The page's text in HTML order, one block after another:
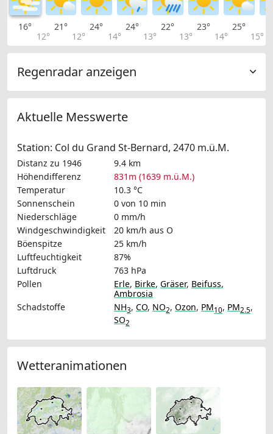
16°
12°
21°
12°
24°
14°
24°
13°
22°
13°
23°
14°
25°
15°
Regenradar anzeigen
Aktuelle Messwerte
Station: Col du Grand St-Bernard, 2470 m.ü.M.
Distanz zu 1946
9.4 km
Höhendifferenz
831m (1639 m.ü.M.)
Temperatur
10.3 °C
Sonnenschein
0 von 10 min
Niederschläge
0 mm/h
Windgeschwindigkeit
20 km/h aus O
Böenspitze
25 km/h
Luftfeuchtigkeit
87%
Luftdruck
763 hPa
Pollen
Erle, Birke, Gräser, Beifuss,
Ambrosia
Schadstoffe
NH3, CO, NO2, Ozon, PM10, PM2.5,
SO2
Wetteranimationen